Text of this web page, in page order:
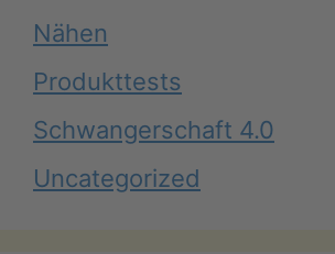
Nähen
Produkttests
Schwangerschaft 4.0
Uncategorized